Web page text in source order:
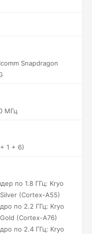
Snapdragon
МГц
1 + 6)
по 1.8 ГГц: Kryo
(Cortex-A55)
по 2.2 ГГц: Kryo
(Cortex-A76)
по 2.4 ГГц: Kryo